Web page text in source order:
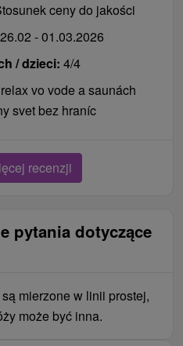
ceny do jakości
26.02 - 01.03.2026
/ dzieci: 4/4
vo vode a saunách
svet bez hraníc
recenzji
pytania dotyczące
mierzone w linii prostej,
może być inna.